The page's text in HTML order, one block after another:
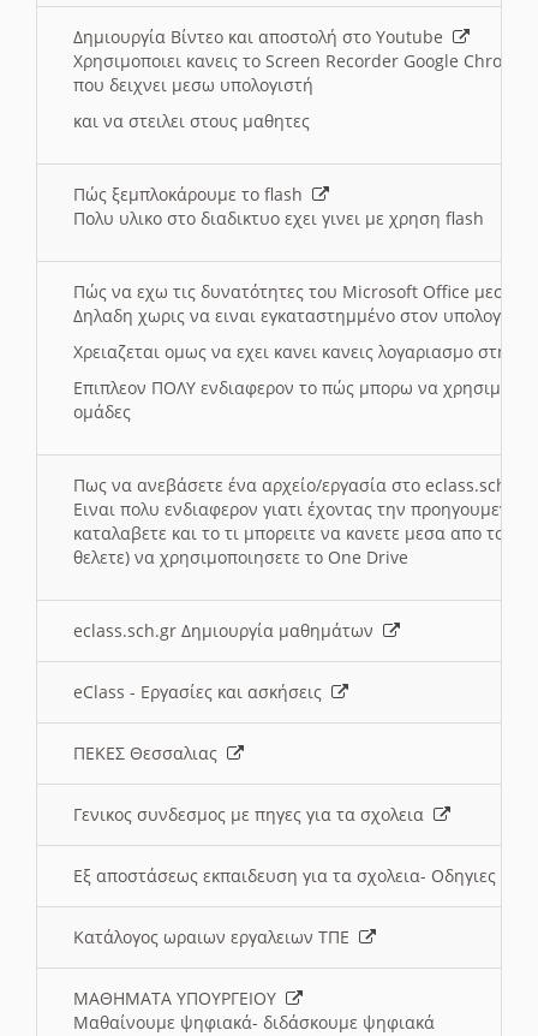
Δημιουργία Βίντεο και αποστολή στο Youtube
Χρησιμοποιει κανεις το Screen Recorder Google Chrome
που δειχνει μεσω υπολογιστή
και να στειλει στους μαθητες
Πώς ξεμπλοκάρουμε το flash
Πολυ υλικο στο διαδικτυο εχει γινει με χρηση flash
Πώς να εχω τις δυνατότητες του Microsoft Office μεσω
Δηλαδη χωρις να ειναι εγκαταστημμένο στον
Χρειαζεται ομως να εχει κανει κανεις λογαριασμο στη
Επιπλεον ΠΟΛΥ ενδιαφερον το πώς μπορω να
ομάδες
Πως να ανεβάσετε ένα αρχείο/εργασία στο eclass.sch.gr
Ειναι πολυ ενδιαφερον γιατι έχοντας την
καταλαβετε και το τι μπορειτε να κανετε μεσα απο το
θελετε) να χρησιμοποιησετε το One Drive
eclass.sch.gr Δημιουργία μαθημάτων
eClass - Εργασίες και ασκήσεις
ΠΕΚΕΣ Θεσσαλιας
Γενικος συνδεσμος με πηγες για τα σχολεια
Εξ αποστάσεως εκπαιδευση για τα σχολεια- Οδηγιες
Κατάλογος ωραιων εργαλειων ΤΠΕ
ΜΑΘΗΜΑΤΑ ΥΠΟΥΡΓΕΙΟΥ
Μαθαίνουμε ψηφιακά- διδάσκουμε ψηφιακά